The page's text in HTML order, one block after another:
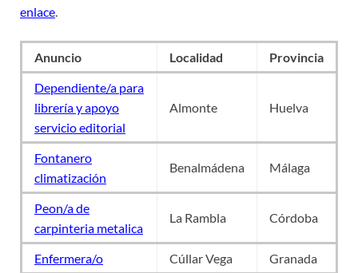
enlace
Anuncio Localidad
Provincia
Dependiente/a para
librería y apoyo
servicio editorial
Almonte Huelva
Fontanero
climatización
Benalmádena Málaga
Peon/a de
carpinteria metalica
La Rambla Córdoba
Enfermera/o Cúllar Vega Granada